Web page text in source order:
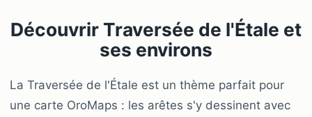
Découvrir Traversée de l'Étale et
ses environs
La Traversée de l'Étale est un thème parfait pour
une carte OroMaps : les arêtes s'y dessinent avec